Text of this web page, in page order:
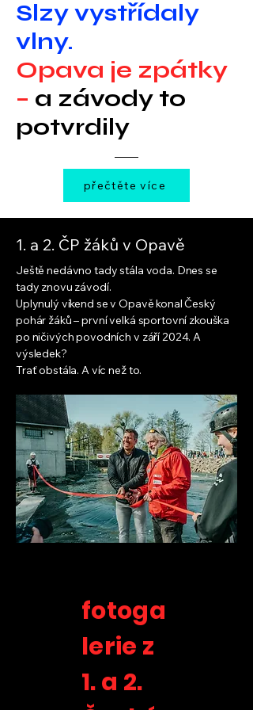
Slzy vystřídaly
vlny.
Opava je zpátky
– a závody to
potvrdily
přečtěte více
1. a 2. ČP žáků v Opavě
Ještě nedávno tady stála voda. Dnes se
tady znovu závodí.
Uplynulý víkend se v Opavě konal Český
pohár žáků – první velká sportovní zkouška
po ničivých povodních v září 2024. A
výsledek?
Trať obstála. A víc než to.
fotoga
lerie z
1. a 2.